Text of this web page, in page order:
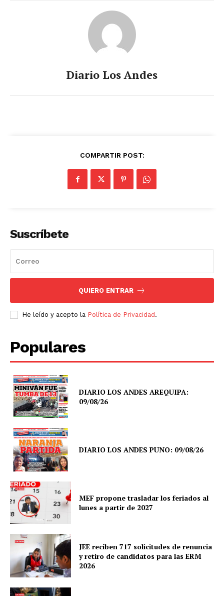
Diario Los Andes
COMPARTIR POST:
Suscríbete
QUIERO ENTRAR
He leído y acepto la Política de Privacidad .
Populares
DIARIO LOS ANDES AREQUIPA:
09/08/26
DIARIO LOS ANDES PUNO: 09/08/26
MEF propone trasladar los feriados al
lunes a partir de 2027
JEE reciben 717 solicitudes de renuncia
y retiro de candidatos para las ERM
2026